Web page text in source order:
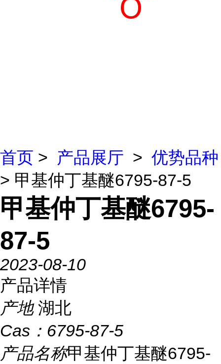
首页 > 产品展厅 > 优势品种
> 甲基仲丁基醚6795-87-5
甲基仲丁基醚6795-
87-5
2023-08-10
产品详情
产地 湖北
Cas： 6795-87-5
产品名称甲基仲丁基醚6795-